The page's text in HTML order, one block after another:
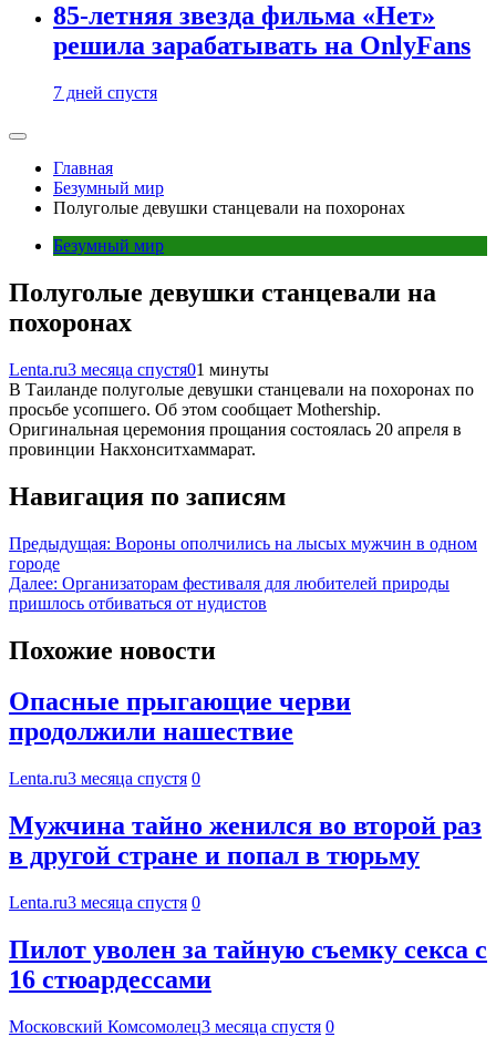
85-летняя звезда фильма «Нет»
решила зарабатывать на OnlyFans
7 дней спустя
Главная
Безумный мир
Полуголые девушки станцевали на похоронах
Безумный мир
Полуголые девушки станцевали на
похоронах
Lenta.ru3 месяца спустя01 минуты
В Таиланде полуголые девушки станцевали на похоронах по
просьбе усопшего. Об этом сообщает Mothership.
Оригинальная церемония прощания состоялась 20 апреля в
провинции Накхонситхаммарат.
Навигация по записям
Предыдущая: Вороны ополчились на лысых мужчин в одном
городе
Далее: Организаторам фестиваля для любителей природы
пришлось отбиваться от нудистов
Похожие новости
Опасные прыгающие черви
продолжили нашествие
Lenta.ru3 месяца спустя 0
Мужчина тайно женился во второй раз
в другой стране и попал в тюрьму
Lenta.ru3 месяца спустя 0
Пилот уволен за тайную съемку секса с
16 стюардессами
Московский Комсомолец3 месяца спустя 0